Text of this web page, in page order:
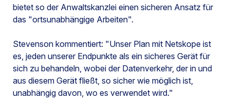
bietet so der Anwaltskanzlei einen sicheren Ansatz für
das "ortsunabhängige Arbeiten".
Stevenson kommentiert: "Unser Plan mit Netskope ist
es, jeden unserer Endpunkte als ein sicheres Gerät für
sich zu behandeln, wobei der Datenverkehr, der in und
aus diesem Gerät fließt, so sicher wie möglich ist,
unabhängig davon, wo es verwendet wird."